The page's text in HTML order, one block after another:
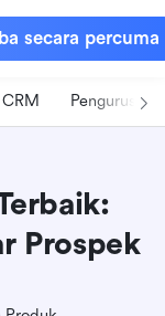
secara percuma
Pengurusan
Prospek